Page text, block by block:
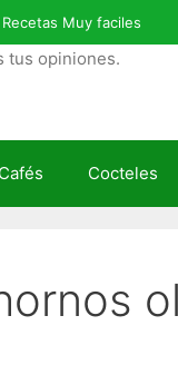
Recetas Muy faciles
tus opiniones.
Cafés Cocteles